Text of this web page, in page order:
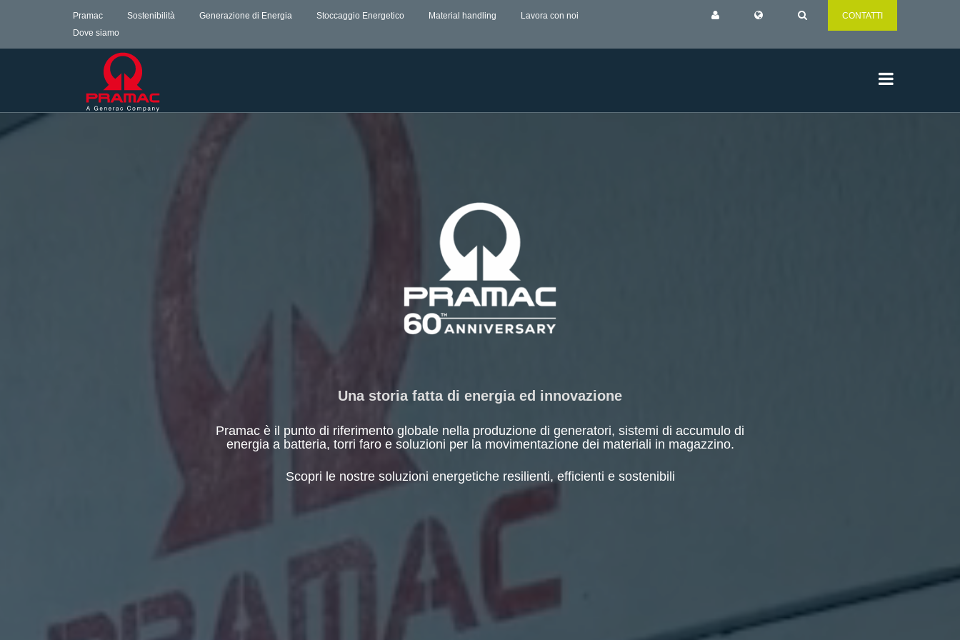
Pramac Sostenibilità Generazione di Energia Stoccaggio Energetico Material handling
Lavora con noi
Dove siamo
CONTATTI
Una storia fatta di energia ed innovazione
Pramac è il punto di riferimento globale nella produzione di generatori, sistemi di accumulo di
energia a batteria, torri faro e soluzioni per la movimentazione dei materiali in magazzino.
Scopri le nostre soluzioni energetiche resilienti, efficienti e sostenibili